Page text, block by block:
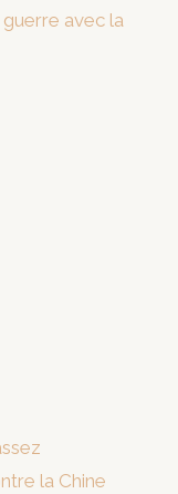
guerre avec la
la Chine